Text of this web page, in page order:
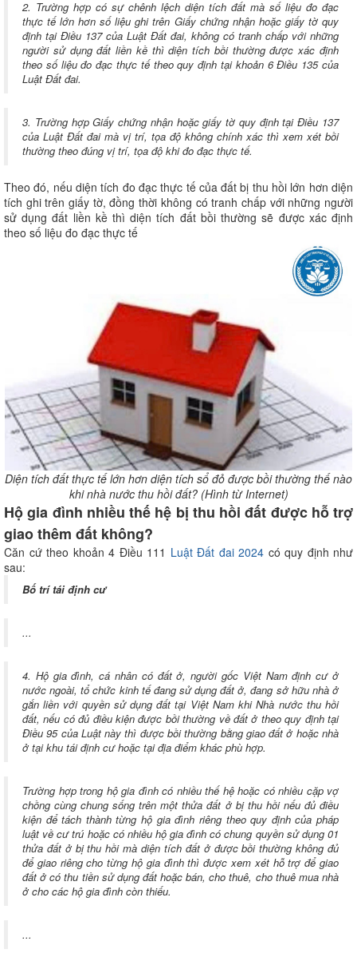
2. Trường hợp có sự chênh lệch diện tích đất mà số liệu đo đạc
thực tế lớn hơn số liệu ghi trên Giấy chứng nhận hoặc giấy tờ quy
định tại Điều 137 của Luật Đất đai, không có tranh chấp với những
người sử dụng đất liền kề thì diện tích bồi thường được xác định
theo số liệu đo đạc thực tế theo quy định tại khoản 6 Điều 135 của
Luật Đất đai.
3. Trường hợp Giấy chứng nhận hoặc giấy tờ quy định tại Điều 137
của Luật Đất đai mà vị trí, tọa độ không chính xác thì xem xét bồi
thường theo đúng vị trí, tọa độ khi đo đạc thực tế.
Theo đó, nếu diện tích đo đạc thực tế của đất bị thu hồi lớn hơn diện
tích ghi trên giấy tờ, đồng thời không có tranh chấp với những người
sử dụng đất liền kề thì diện tích đất bồi thường sẽ được xác định
theo số liệu đo đạc thực tế
Diện tích đất thực tế lớn hơn diện tích sổ đỏ được bồi thường thế nào
khi nhà nước thu hồi đất? (Hình từ Internet)
Hộ gia đình nhiều thế hệ bị thu hồi đất được hỗ trợ
giao thêm đất không?
Căn cứ theo khoản 4 Điều 111 Luật Đất đai 2024 có quy định như
sau:
Bố trí tái định cư
...
4. Hộ gia đình, cá nhân có đất ở, người gốc Việt Nam định cư ở
nước ngoài, tổ chức kinh tế đang sử dụng đất ở, đang sở hữu nhà ở
gắn liền với quyền sử dụng đất tại Việt Nam khi Nhà nước thu hồi
đất, nếu có đủ điều kiện được bồi thường về đất ở theo quy định tại
Điều 95 của Luật này thì được bồi thường bằng giao đất ở hoặc nhà
ở tại khu tái định cư hoặc tại địa điểm khác phù hợp.
Trường hợp trong hộ gia đình có nhiều thế hệ hoặc có nhiều cặp vợ
chồng cùng chung sống trên một thửa đất ở bị thu hồi nếu đủ điều
kiện để tách thành từng hộ gia đình riêng theo quy định của pháp
luật về cư trú hoặc có nhiều hộ gia đình có chung quyền sử dụng 01
thửa đất ở bị thu hồi mà diện tích đất ở được bồi thường không đủ
để giao riêng cho từng hộ gia đình thì được xem xét hỗ trợ để giao
đất ở có thu tiền sử dụng đất hoặc bán, cho thuê, cho thuê mua nhà
ở cho các hộ gia đình còn thiếu.
...